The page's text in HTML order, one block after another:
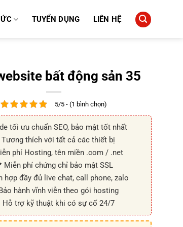
TUYỂN DỤNG LIÊN HỆ
bất động sản 35
5/5 - (1 bình chọn)
tối ưu chuẩn SEO, bảo mật tốt nhất
Tương thích với tất cả các thiết bị
phí Hosting, tên miền .com / .net
Miễn phí chứng chỉ bảo mật SSL
hợp đầy đủ live chat, call phone, zalo
Bảo hành vĩnh viễn theo gói hosting
Hỗ trợ kỹ thuật khi có sự cố 24/7